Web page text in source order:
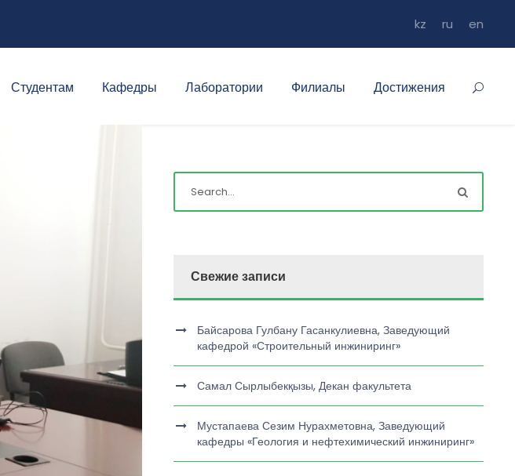
kz ru en
Студентам Кафедры Лаборатории Филиалы Достижения
Свежие записи
Байсарова Гулбану Гасанкулиевна, Заведующий
кафедрой «Строительный инжиниринг»
Самал Сырлыбекқызы, Декан факультета
Мустапаева Сезим Нурахметовна, Заведующий
кафедры «Геология и нефтехимический инжиниринг»